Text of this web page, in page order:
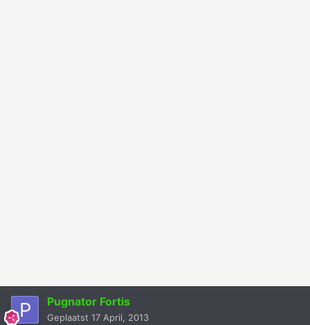
Pugnator Fortis
Geplaatst 17 April, 2013